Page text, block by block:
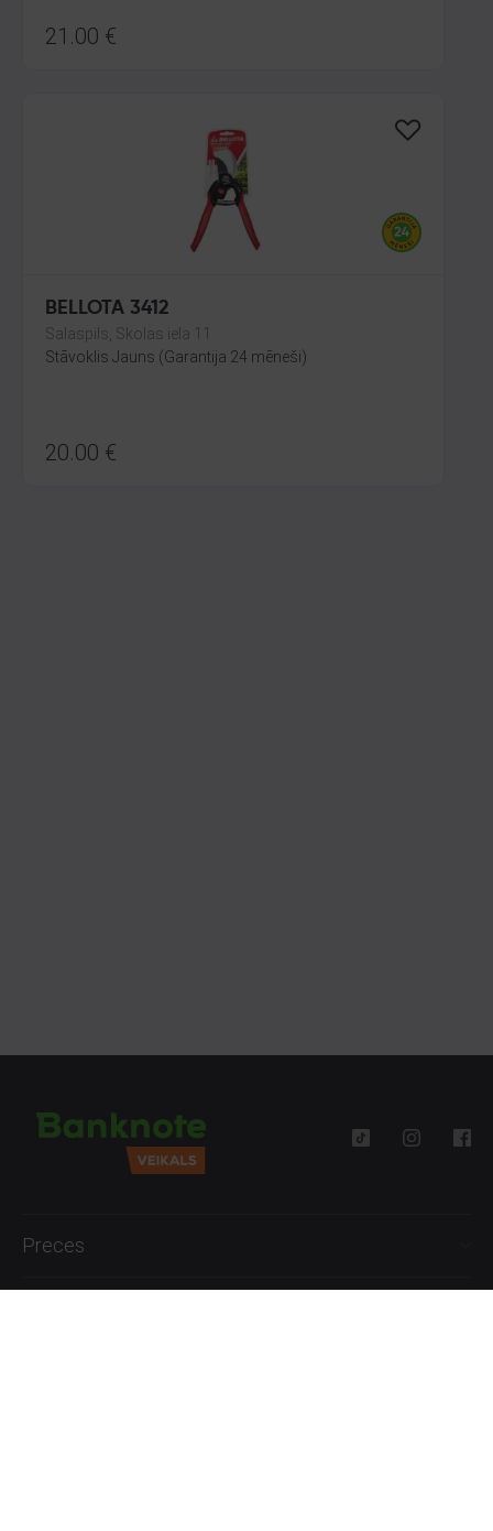
21.00 €
BELLOTA 3412
Salaspils, Skolas iela 11
Stāvoklis Jauns (Garantija 24 mēneši)
20.00 €
Preces